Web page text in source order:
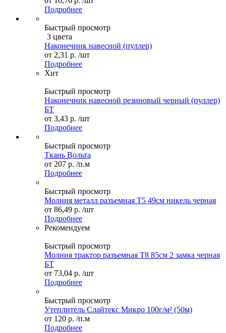
Подробнее
Быстрый просмотр
3 цвета
Наконечник навесной (пуллер)
от 2,31 р. /шт
Подробнее
Хит
Быстрый просмотр
Наконечник навесной резиновый черный (пуллер)
БТ
от 3,43 р. /шт
Подробнее
Быстрый просмотр
Ткань Вольта
от 207 р. /п.м
Подробнее
Быстрый просмотр
Молния металл разъемная Т5 49см никель черная
от 86,49 р. /шт
Подробнее
Рекомендуем
Быстрый просмотр
Молния трактор разъемная Т8 85см 2 замка черная
БТ
от 73,04 р. /шт
Подробнее
Быстрый просмотр
Утеплитель Слайтекс Микро 100г/м² (50м)
от 120 р. /п.м
Подробнее